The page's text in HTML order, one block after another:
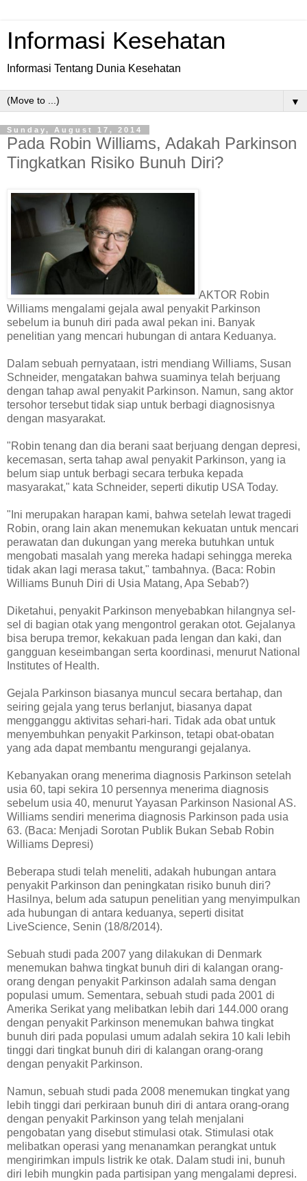
Informasi Kesehatan
Informasi Tentang Dunia Kesehatan
▼
Sunday, August 17, 2014
Pada Robin Williams, Adakah Parkinson
Tingkatkan Risiko Bunuh Diri?
AKTOR Robin
Williams mengalami gejala awal penyakit Parkinson
sebelum ia bunuh diri pada awal pekan ini. Banyak
penelitian yang mencari hubungan di antara Keduanya.
Dalam sebuah pernyataan, istri mendiang Williams, Susan
Schneider, mengatakan bahwa suaminya telah berjuang
dengan tahap awal penyakit Parkinson. Namun, sang aktor
tersohor tersebut tidak siap untuk berbagi diagnosisnya
dengan masyarakat.
"Robin tenang dan dia berani saat berjuang dengan depresi,
kecemasan, serta tahap awal penyakit Parkinson, yang ia
belum siap untuk berbagi secara terbuka kepada
masyarakat," kata Schneider, seperti dikutip USA Today.
"Ini merupakan harapan kami, bahwa setelah lewat tragedi
Robin, orang lain akan menemukan kekuatan untuk mencari
perawatan dan dukungan yang mereka butuhkan untuk
mengobati masalah yang mereka hadapi sehingga mereka
tidak akan lagi merasa takut," tambahnya. (Baca: Robin
Williams Bunuh Diri di Usia Matang, Apa Sebab?)
Diketahui, penyakit Parkinson menyebabkan hilangnya sel-
sel di bagian otak yang mengontrol gerakan otot. Gejalanya
bisa berupa tremor, kekakuan pada lengan dan kaki, dan
gangguan keseimbangan serta koordinasi, menurut National
Institutes of Health.
Gejala Parkinson biasanya muncul secara bertahap, dan
seiring gejala yang terus berlanjut, biasanya dapat
mengganggu aktivitas sehari-hari. Tidak ada obat untuk
menyembuhkan penyakit Parkinson, tetapi obat-obatan
yang ada dapat membantu mengurangi gejalanya.
Kebanyakan orang menerima diagnosis Parkinson setelah
usia 60, tapi sekira 10 persennya menerima diagnosis
sebelum usia 40, menurut Yayasan Parkinson Nasional AS.
Williams sendiri menerima diagnosis Parkinson pada usia
63. (Baca: Menjadi Sorotan Publik Bukan Sebab Robin
Williams Depresi)
Beberapa studi telah meneliti, adakah hubungan antara
penyakit Parkinson dan peningkatan risiko bunuh diri?
Hasilnya, belum ada satupun penelitian yang menyimpulkan
ada hubungan di antara keduanya, seperti disitat
LiveScience, Senin (18/8/2014).
Sebuah studi pada 2007 yang dilakukan di Denmark
menemukan bahwa tingkat bunuh diri di kalangan orang-
orang dengan penyakit Parkinson adalah sama dengan
populasi umum. Sementara, sebuah studi pada 2001 di
Amerika Serikat yang melibatkan lebih dari 144.000 orang
dengan penyakit Parkinson menemukan bahwa tingkat
bunuh diri pada populasi umum adalah sekira 10 kali lebih
tinggi dari tingkat bunuh diri di kalangan orang-orang
dengan penyakit Parkinson.
Namun, sebuah studi pada 2008 menemukan tingkat yang
lebih tinggi dari perkiraan bunuh diri di antara orang-orang
dengan penyakit Parkinson yang telah menjalani
pengobatan yang disebut stimulasi otak. Stimulasi otak
melibatkan operasi yang menanamkan perangkat untuk
mengirimkan impuls listrik ke otak. Dalam studi ini, bunuh
diri lebih mungkin pada partisipan yang mengalami depresi.